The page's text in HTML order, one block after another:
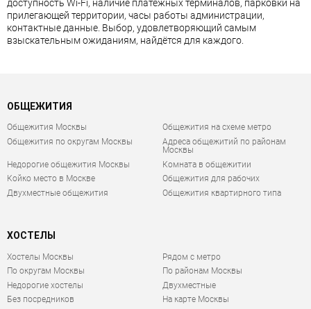
доступность Wi-Fi, наличие платёжных терминалов, парковки на
прилегающей территории, часы работы администрации,
контактные данные. Выбор, удовлетворяющий самым
взыскательным ожиданиям, найдётся для каждого.
ОБЩЕЖИТИЯ
Общежития Москвы
Общежития на схеме метро
Общежития по округам Москвы
Адреса общежитий по районам
Москвы
Недорогие общежития Москвы
Комната в общежитии
Койко место в Москве
Общежития для рабочих
Двухместные общежития
Общежития квартирного типа
ХОСТЕЛЫ
Хостелы Москвы
По округам Москвы
Недорогие хостелы
Без посредников
Рядом с метро
По районам Москвы
Двухместные
На карте Москвы